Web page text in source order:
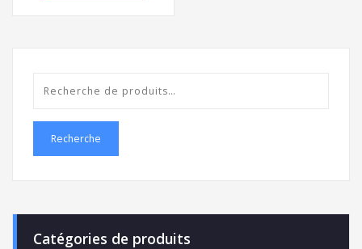
Recherche
Catégories de produits